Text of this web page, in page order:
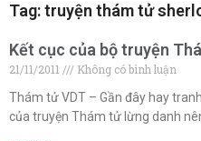
Tag: truyện thám tử
Kết cục của bộ truyện
21/11/2011
Không có bình luận
Thám tử VDT – Gần đây hay
của truyện Thám tử lừng danh